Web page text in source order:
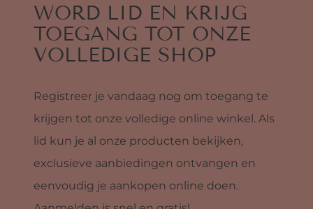
WORD LID EN KRIJG
TOEGANG TOT ONZE
VOLLEDIGE SHOP
Registreer je vandaag nog om toegang te
krijgen tot onze volledige online winkel. Als
lid kun je al onze producten bekijken,
exclusieve aanbiedingen ontvangen en
eenvoudig je aankopen online doen.